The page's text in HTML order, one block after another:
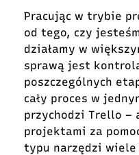
Pracując w trybie
od tego, czy
działamy w
sprawą jest
poszczególnych
cały proces w
przychodzi Trello –
projektami za
typu narzędzi wiele